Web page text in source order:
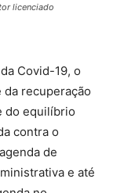
licenciado
Covid-19, o
recuperação
do equilíbrio
contra o
de
e até